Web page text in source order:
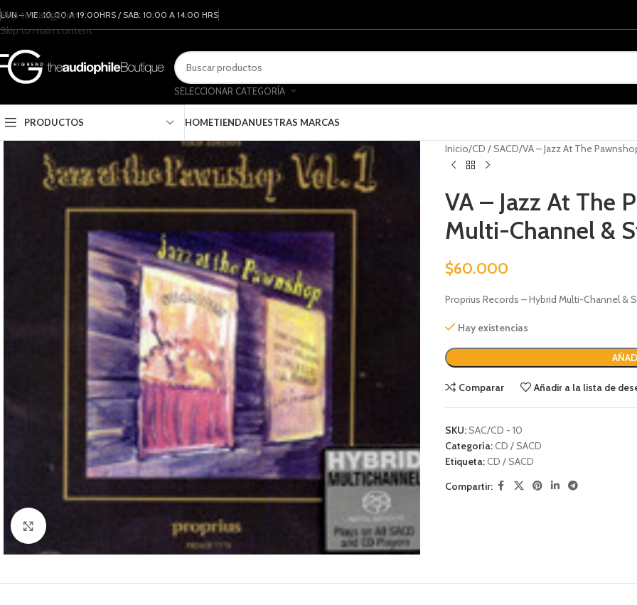
Skip to navigation
Skip to main content
LUN – VIE: 10:00 A 19:00HRS / SAB: 10:00 A 14:00 HRS
SELECCIONAR CATEGORÍA
PRODUCTOS HOMETIENDANUESTRAS MARCAS
Inicio CD / SACD VA – Jazz At The
VA – Jazz At The
Multi-Channel &
$60.000
Proprius Records – Hybrid Multi-Channel &
Hay existencias
Comparar Añadir a la lista de
SKU:SAC/CD - 10
Categoría:CD / SACD
Etiqueta:CD / SACD
Compartir: